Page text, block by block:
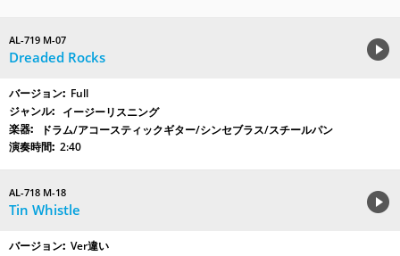
AL-719 M-07
Dreaded Rocks
Full
イージーリスニング
ドラム/アコースティックギター/シンセブラス/スチールパン
2:40
AL-718 M-18
Tin Whistle
Ver違い